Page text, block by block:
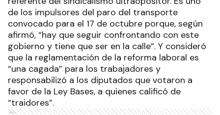
de los impulsores del paro del transporte
convocado para el 17 de octubre porque, según
afirmó, “hay que seguir confrontando con este
gobierno y tiene que ser en la calle”. Y consideró
que la reglamentación de la reforma laboral es
“una cagada” para los trabajadores y
responsabilizó a los diputados que votaron a
favor de la Ley Bases, a quienes calificó de
“traidores”.
Ads